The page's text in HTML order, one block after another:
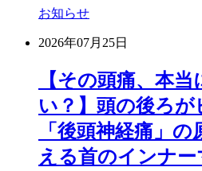
お知らせ
2026年07月25日
【その頭痛、本
い？】頭の後ろ
「後頭神経痛」
える首のインナ